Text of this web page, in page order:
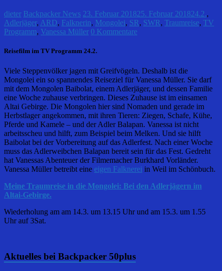
dieter Backpacker News 23. Februar 201825. Februar 201824.2.,
Adlerjäger, ARD, Falknerin, Mongolei, SR, SWR, Traumreise, TV
Programm, Vanessa Müller 0 Kommentare
Reisefilm im TV Programm 24.2.
Viele Steppenvölker jagen mit Greifvögeln. Deshalb ist die
Mongolei ein so spannendes Reiseziel für Vanessa Müller. Sie darf
mit dem Mongolen Baibolat, einem Adlerjäger, und dessen Familie
eine Woche zuhause verbringen. Dieses Zuhause ist im einsamen
Altai Gebirge. Die Mongolen hier sind Nomaden und gerade im
Herbstlager angekommen, mit ihren Tieren: Ziegen, Schafe, Kühe,
Pferde und Kamele – und der Adler Balapan. Vanessa ist nicht
arbeitsscheu und hilft, zum Beispiel beim Melken. Und sie hilft
Baibolat bei der Vorbereitung auf das Adlerfest. Nach einer Woche
muss das Adlerweibchen Balapan bereit sein für das Fest. Gedreht
hat Vanessas Abenteuer der Filmemacher Burkhard Vorländer.
Vanessa Müller betreibt eine eigen Falknerei in Weil im Schönbuch.
Meine Traumreise in die Mongolei: Bei den Adlerjägern im
Altai-Gebirge.
Wiederholung am am 14.3. um 13.15 Uhr und am 15.3. um 1.55
Uhr auf 3Sat.
Aktuelles bei Backpacker 50plus